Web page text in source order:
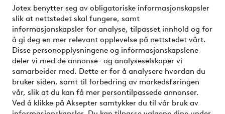
Jotex benytter seg av obligatoriske informasjonskapsler
slik at nettstedet skal fungere, samt
informasjonskapsler for analyse, tilpasset innhold og for
å gi deg en mer relevant opplevelse på nettstedet vårt.
Disse personopplysningene og informasjonskapslene
deler vi med de annonse- og analyseselskaper vi
samarbeider med. Dette er for å analysere hvordan du
bruker siden, samt til forbedring av markedsføringen
vår, slik at du kan få mer persontilpassede annonser.
Ved å klikke på Aksepter samtykker du til vår bruk av
Venner
Sikre betalinger - Betal direkte eller del opp
Vil du vite mer om våre betalingsalternativer?
elpy